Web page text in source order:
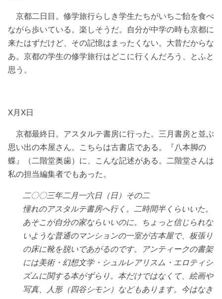
京都二日目。修学旅行らしき学生たちがいちご飴を食べ
ながら歩いている。楽しそうだ。自分が中学の時も京都に
来たはずだけど、その記憶はまったくない。大昔だからな
あ。京都の学生の修学旅行はどこに行くんだろう、とふと
思う。
X月X日
京都最終日。アスタルテ書房に行った。三月書房と並ぶ
思い出の本屋さん。こちらは古書店である。『八本脚の
蝶』（二階堂奥歯）に、こんな記述がある。二階堂さんは
私の担当編集者でもあった。
二〇〇三年二月一六日（日）その二
憧れのアスタルテ書房へ行く。二時間半くらいいた。
あそこが自分の家ならいいのに。ちょっと信じられな
いような普通のマンションの一室が古本屋で、板張り
の床に靴を脱いであがるのです。アンティークの書架
には美術・幻想文学・シュルレアリスム・エロティシ
ズムに関する本がずらり。本だけではなくて、絵画や
写真、人形（四谷シモン）などもあります。今はなき